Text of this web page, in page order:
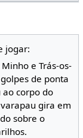
jogar:
e Trás-os-
de ponta
corpo do
gira em
sobre o